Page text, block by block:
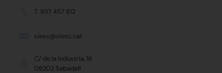
T. 937 457 812
ciesc@ciesc.cat
C/ de la Indústria, 16
08202 Sabadell